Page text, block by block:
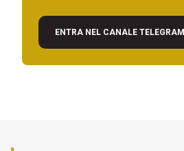
ENTRA NEL CANALE TELEGRAM